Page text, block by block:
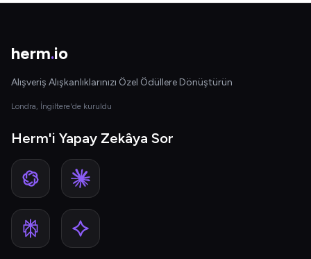
herm.io
Alışveriş Alışkanlıklarınızı Özel Ödüllere Dönüştürün
Londra, İngiltere'de kuruldu
Herm'i Yapay Zekâya Sor